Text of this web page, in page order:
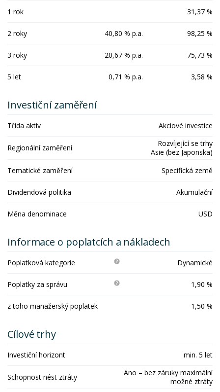
1 rok 31,37 %
2 roky 40,80 % p.a. 98,25 %
3 roky 20,67 % p.a. 75,73 %
5 let 0,71 % p.a. 3,58 %
Investiční zaměření
Třída aktiv Akciové investice
Regionální zaměření
Rozvíjející se trhy
Asie (bez Japonska)
Tematické zaměření
Specifická země
Dividendová politika Akumulační
Měna denominace USD
Informace o poplatcích a nákladech
Poplatková kategorie Dynamické
Poplatky za správu 1,90 %
z toho manažerský poplatek 1,50 %
Cílové trhy
Investiční horizont min. 5 let
Schopnost nést ztráty
Ano – bez záruky maximální
možné ztráty